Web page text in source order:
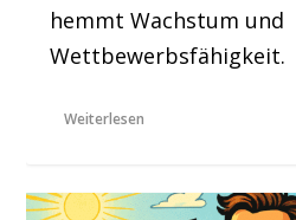
hemmt Wachstum und
Wettbewerbsfähigkeit.
Weiterlesen